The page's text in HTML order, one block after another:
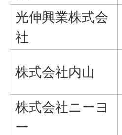
光伸興業株式会
社
株式会社内山
株式会社ニーヨ
ー